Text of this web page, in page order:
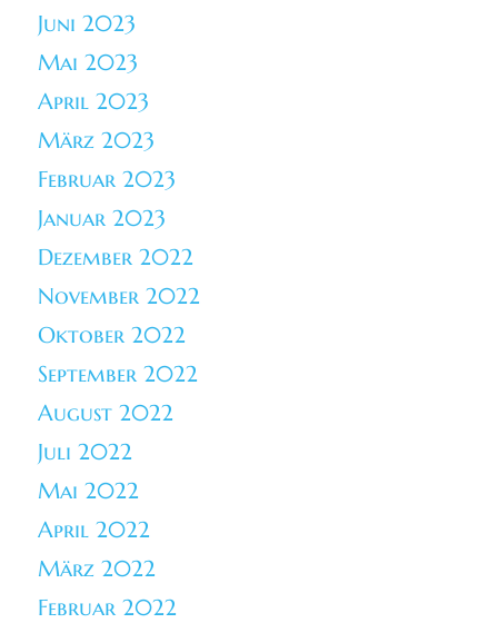
Juni 2023
Mai 2023
April 2023
März 2023
Februar 2023
Januar 2023
Dezember 2022
November 2022
Oktober 2022
September 2022
August 2022
Juli 2022
Mai 2022
April 2022
März 2022
Februar 2022